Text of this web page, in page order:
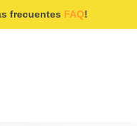
frecuentes FAQ!